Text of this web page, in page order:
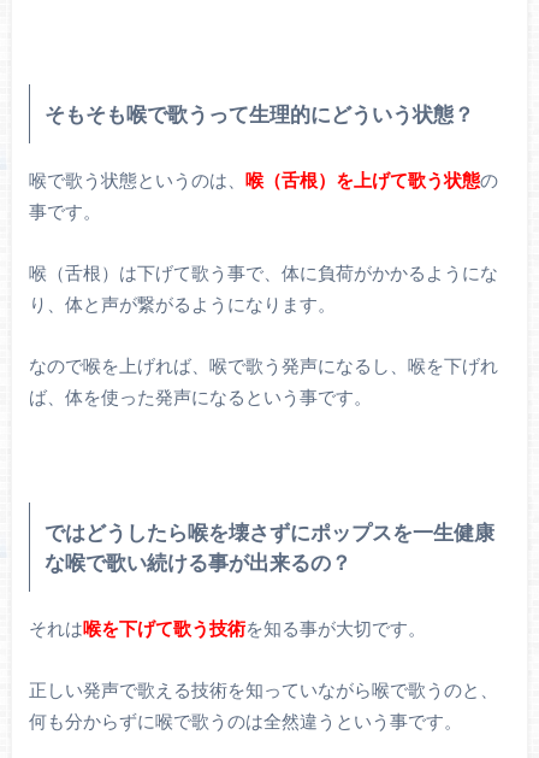
そもそも喉で歌うって生理的にどういう状態？
喉で歌う状態というのは、 喉（舌根）を上げて歌う状態の
事です。
喉（舌根）は下げて歌う事で、体に負荷がかかるようにな
り、体と声が繋がるようになります。
なので喉を上げれば、喉で歌う発声になるし、喉を下げれ
ば、体を使った発声になるという事です。
ではどうしたら喉を壊さずにポップスを一生健康
な喉で歌い続ける事が出来るの？
それは喉を下げて歌う技術を知る事が大切です。
正しい発声で歌える技術を知っていながら喉で歌うのと、
何も分からずに喉で歌うのは全然違うという事です。